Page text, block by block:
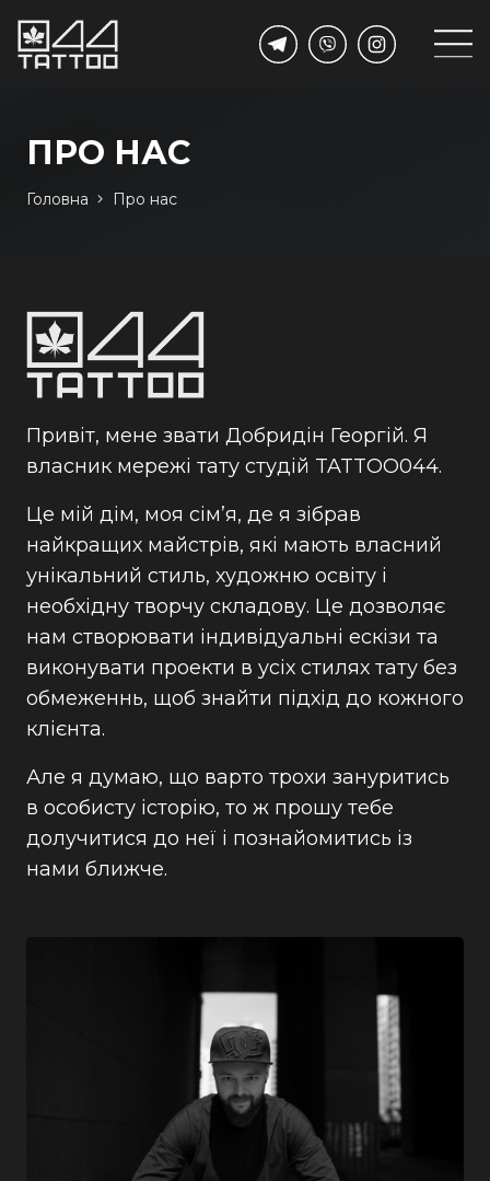
ПРО НАС
Головна Про нас
Привіт, мене звати Добридін Георгій. Я
власник мережі тату студій TATTOO044.
Це мій дім, моя сім’я, де я зібрав
найкращих майстрів, які мають власний
унікальний стиль, художню освіту і
необхідну творчу складову. Це дозволяє
нам створювати індивідуальні ескізи та
виконувати проекти в усіх стилях тату без
обмеженнь, щоб знайти підхід до кожного
клієнта.
Але я думаю, що варто трохи зануритись
в особисту історію, то ж прошу тебе
долучитися до неї і познайомитись із
нами ближче.